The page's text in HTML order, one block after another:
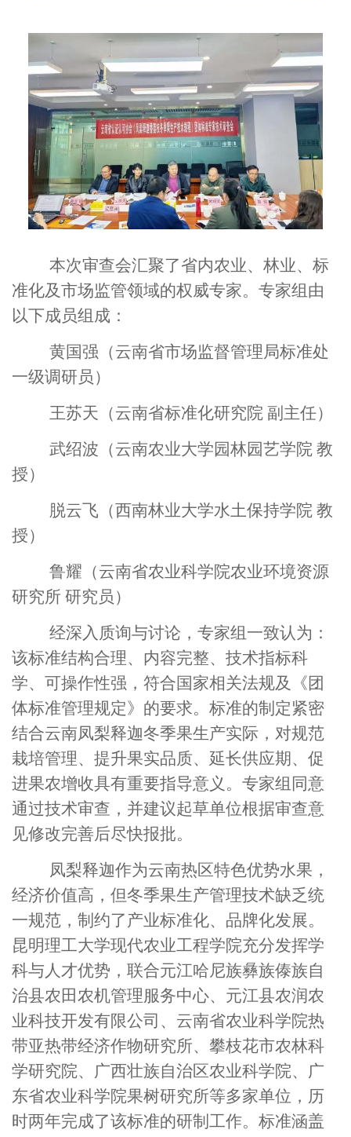
本次审查会汇聚了省内农业、林业、标
准化及市场监管领域的权威专家。专家组由
以下成员组成：
黄国强（云南省市场监督管理局标准处
一级调研员）
王苏天（云南省标准化研究院 副主任）
武绍波（云南农业大学园林园艺学院 教
授）
脱云飞（西南林业大学水土保持学院 教
授）
鲁耀（云南省农业科学院农业环境资源
研究所 研究员）
经深入质询与讨论，专家组一致认为：
该标准结构合理、内容完整、技术指标科
学、可操作性强，符合国家相关法规及《团
体标准管理规定》的要求。标准的制定紧密
结合云南凤梨释迦冬季果生产实际，对规范
栽培管理、提升果实品质、延长供应期、促
进果农增收具有重要指导意义。专家组同意
通过技术审查，并建议起草单位根据审查意
见修改完善后尽快报批。
凤梨释迦作为云南热区特色优势水果，
经济价值高，但冬季果生产管理技术缺乏统
一规范，制约了产业标准化、品牌化发展。
昆明理工大学现代农业工程学院充分发挥学
科与人才优势，联合元江哈尼族彝族傣族自
治县农田农机管理服务中心、元江县农润农
业科技开发有限公司、云南省农业科学院热
带亚热带经济作物研究所、攀枝花市农林科
学研究院、广西壮族自治区农业科学院、广
东省农业科学院果树研究所等多家单位，历
时两年完成了该标准的研制工作。标准涵盖